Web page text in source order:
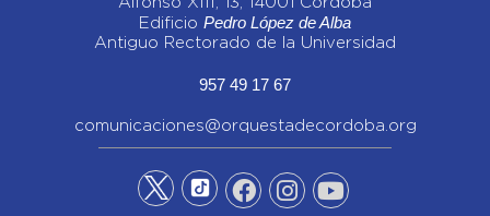
Edificio Pedro López de Alba
Antiguo Rectorado de la Universidad
957 49 17 67
comunicaciones@orquestadecordoba.org